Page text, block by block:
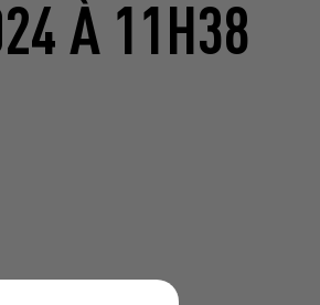
À 11H38